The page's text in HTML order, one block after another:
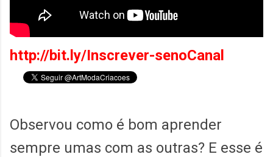
http://bit.ly/Inscrever-senoCanal
Observou como é bom aprender
sempre umas com as outras? E esse é